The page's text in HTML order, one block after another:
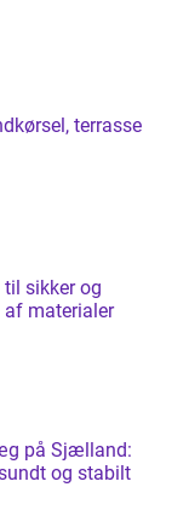
terrasse
materialer
på Sjælland:
og stabilt